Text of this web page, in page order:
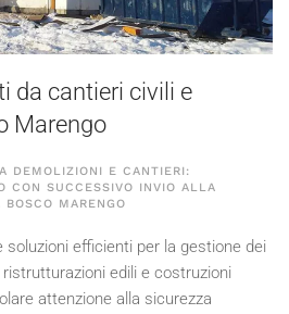
da cantieri civili e
Marengo
DEMOLIZIONI E CANTIERI:
CON SUCCESSIVO INVIO ALLA
MARENGO
soluzioni efficienti per la gestione dei
edili e costruzioni
attenzione alla sicurezza